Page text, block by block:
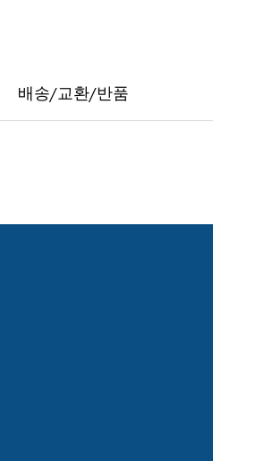
배송/교환/반품